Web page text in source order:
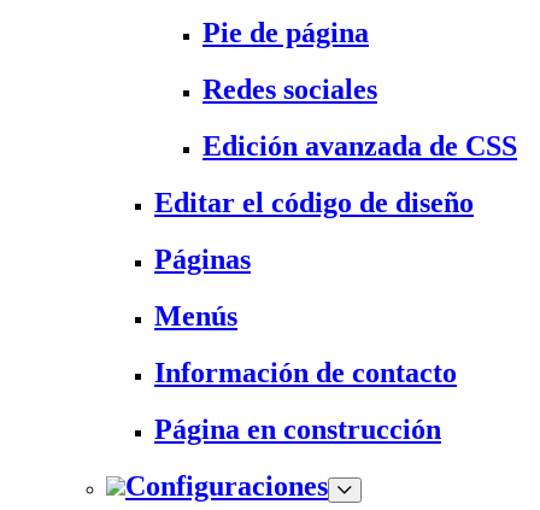
Pie de página
Redes sociales
Edición avanzada de CSS
Editar el código de diseño
Páginas
Menús
Información de contacto
Página en construcción
Configuraciones